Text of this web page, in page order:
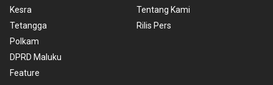
Kesra
Tetangga
Polkam
DPRD Maluku
Feature
Tentang Kami
Rilis Pers